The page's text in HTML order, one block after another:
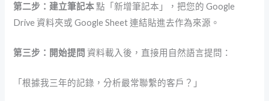
第二步：建立筆記本點「新增筆記本」，把您的 Google
Drive 資料夾或 Google Sheet 連結貼進去作為來源。
第三步：開始提問 資料載入後，直接用自然語言提問：
「根據我三年的記錄，分析最常聯繫的客戶？」